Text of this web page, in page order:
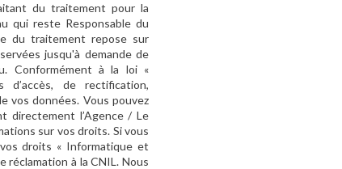
du traitement pour la
qui reste Responsable du
du traitement repose sur
jusqu'à demande de
Conformément à la loi «
de rectification,
vos données. Vous pouvez
directement l’Agence / Le
sur vos droits. Si vous
droits « Informatique et
réclamation à la CNIL. Nous